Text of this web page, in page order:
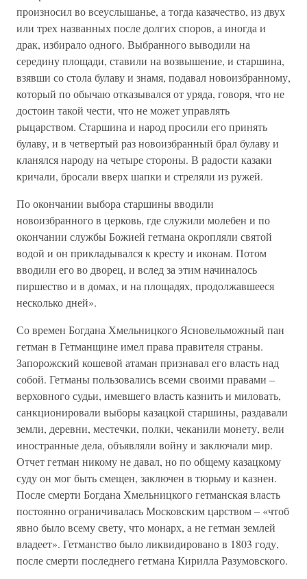
произносил во всеуслышанье, а тогда казачество, из двух
или трех названных после долгих споров, а иногда и
драк, избирало одного. Выбранного выводили на
середину площади, ставили на возвышение, и старшина,
взявши со стола булаву и знамя, подавал новоизбранному,
который по обычаю отказывался от уряда, говоря, что не
достоин такой чести, что не может управлять
рыцарством. Старшина и народ просили его принять
булаву, и в четвертый раз новоизбранный брал булаву и
кланялся народу на четыре стороны. В радости казаки
кричали, бросали вверх шапки и стреляли из ружей.
По окончании выбора старшины вводили
новоизбранного в церковь, где служили молебен и по
окончании службы Божией гетмана окропляли святой
водой и он прикладывался к кресту и иконам. Потом
вводили его во дворец, и вслед за этим начиналось
пиршество и в домах, и на площадях, продолжавшееся
несколько дней».
Со времен Богдана Хмельницкого Ясновельможный пан
гетман в Гетманщине имел права правителя страны.
Запорожский кошевой атаман признавал его власть над
собой. Гетманы пользовались всеми своими правами –
верховного судьи, имевшего власть казнить и миловать,
санкционировали выборы казацкой старшины, раздавали
земли, деревни, местечки, полки, чеканили монету, вели
иностранные дела, объявляли войну и заключали мир.
Отчет гетман никому не давал, но по общему казацкому
суду он мог быть смещен, заключен в тюрьму и казнен.
После смерти Богдана Хмельницкого гетманская власть
постоянно ограничивалась Московским царством – «чтоб
явно было всему свету, что монарх, а не гетман землей
владеет». Гетманство было ликвидировано в 1803 году,
после смерти последнего гетмана Кирилла Разумовского.